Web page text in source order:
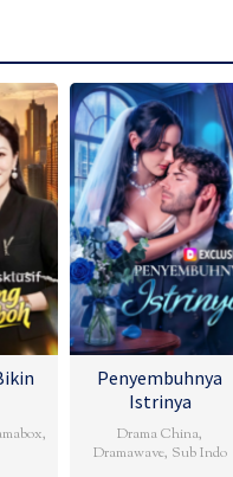
,
Penyembuhnya
Istrinya
Drama China,
Dramawave, Sub Indo